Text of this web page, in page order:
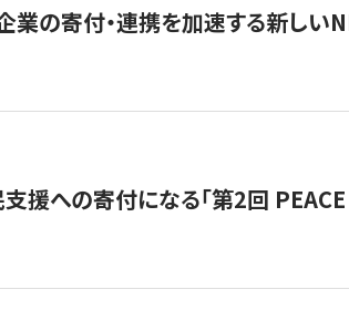
企業の寄付・連携を加速する新し
支援への寄付になる「第2回